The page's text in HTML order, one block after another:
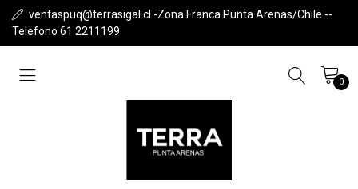
ventaspuq@terrasigal.cl -Zona Franca Punta Arenas/Chile --
Telefono 61 2211199
0